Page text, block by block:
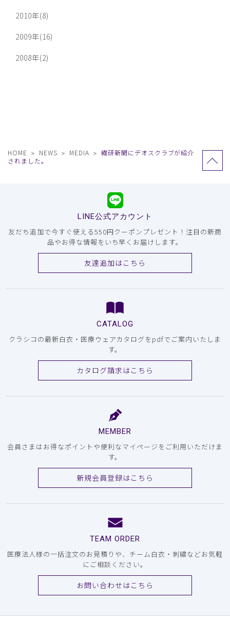
2010年(8)
2009年(16)
2008年(2)
HOME NEWS MEDIA
繊研新聞にデオスクラブが紹介
されました。
LINE公式アカウント
友だち追加で今すぐ使える550円クーポンプレゼント！注目の新商
品やお得な情報をいち早くお届けします。
友達追加はこちら
CATALOG
クラシコの最新白衣・医療ウェアカタログをpdfでご案内いたしま
す。
カタログ請求はこちら
MEMBER
会員さまはお得なポイントや便利なマイページをご利用いただけま
す。
新規会員登録はこちら
TEAM ORDER
医療法人様の一括注文のお見積りや、チーム白衣・刺繍などお気軽
にご相談ください。
お問い合わせはこちら